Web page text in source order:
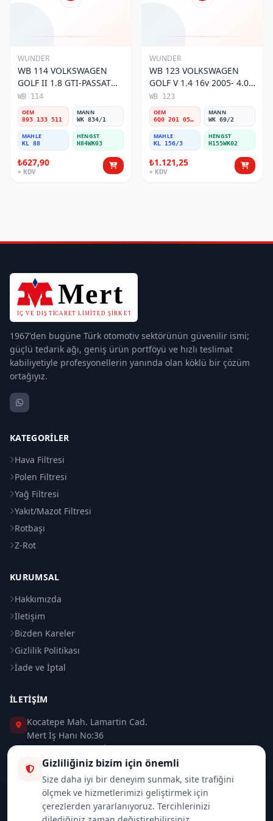
WUNDER
WB 114 VOLKSWAGEN
GOLF II 1.8 GTI-PASSAT
88-97 1.8 893 133 511
Yakıt/Benzin Filtresi
WB 114
OEM
893 133 511
MANN
WK 834/1
MAHLE
KL 88
HENGST
H84WK03
₺627,90
+ KDV
WUNDER
WB 123 VOLKSWAGEN
GOLF V 1.4 16v 2005- 4.0
BAR 6Q0 201 051 A/C
Yakıt/Benzin Filtresi
WB 123
OEM
6Q0 201 051 A/C
MANN
WK 69/2
MAHLE
KL 156/3
HENGST
H155WK02
₺1.121,25
+ KDV
1967'den bugüne Türk otomotiv sektörünün güvenilir ismi;
güçlü tedarik ağı, geniş ürün portföyü ve hızlı teslimat
kabiliyetiyle profesyonellerin yanında olan köklü bir çözüm
ortağıyız.
KATEGORILER
Hava Filtresi
Polen Filtresi
Yağ Filtresi
Yakıt/Mazot Filtresi
Rotbaşı
Z-Rot
KURUMSAL
Hakkımızda
İletişim
Bizden Kareler
Gizlilik Politikası
İade ve İptal
İLETIŞIM
Kocatepe Mah. Lamartin Cad.
Mert İş Hanı No:36
Taksim / Beyoğlu / İSTANBUL
0 (212) 235 37 83
0 (532) 418 08 46
Gizliliğiniz bizim için önemli
Size daha iyi bir deneyim sunmak, site trafiğini
ölçmek ve hizmetlerimizi geliştirmek için
çerezlerden yararlanıyoruz. Tercihlerinizi